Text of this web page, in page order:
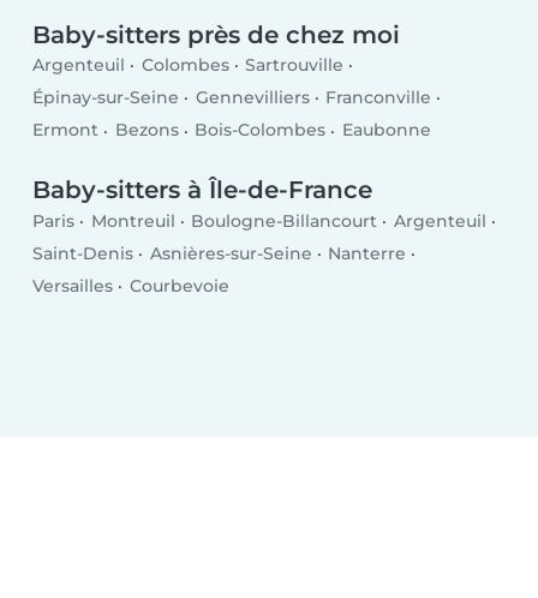
Baby-sitters près de chez moi
Argenteuil Colombes
Sartrouville
Épinay-sur-Seine
Gennevilliers
Franconville
Ermont
Bezons Bois-Colombes Eaubonne
Baby-sitters à Île-de-France
Paris Montreuil Boulogne-Billancourt
Argenteuil
Saint-Denis
Asnières-sur-Seine
Nanterre
Versailles
Courbevoie